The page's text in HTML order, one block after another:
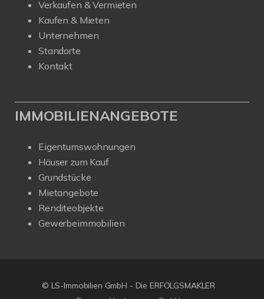
Verkaufen & Vermieten
Kaufen & Mieten
Unternehmen
Standorte
Kontakt
IMMOBILIENANGEBOTE
Eigentumswohnungen
Häuser zum Kauf
Grundstücke
Mietangebote
Renditeobjekte
Gewerbeimmobilien
© LS-Immobilien GmbH - Die ERFOLGSMAKLER